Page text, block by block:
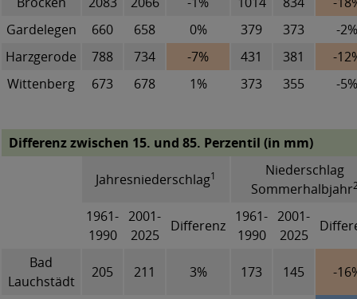
Gardelegen
660 658 0% 379 373
-2%
Harzgerode
788 734 -7% 431 381
-
Wittenberg
673 678 1% 373 355 -5%
Differenz zwischen 15. und 85. Perzentil (in mm)
Jahresniederschlag1
Niederschlag
Sommerhalbjahr
1961-
1990
2001-
2025
Differenz
1961-
1990
2001-
2025
Bad
Lauchstädt
205 211 3% 173 145 -